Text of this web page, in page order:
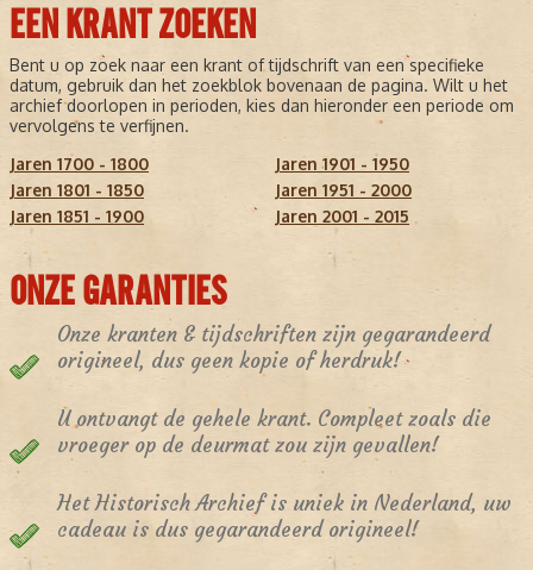
EEN KRANT ZOEKEN
Bent u op zoek naar een krant of tijdschrift van een specifieke
datum, gebruik dan het zoekblok bovenaan de pagina. Wilt u het
archief doorlopen in perioden, kies dan hieronder een periode om
vervolgens te verfijnen.
Jaren 1700 - 1800
Jaren 1801 - 1850
Jaren 1851 - 1900
Jaren 1901 - 1950
Jaren 1951 - 2000
Jaren 2001 - 2015
ONZE GARANTIES
Onze kranten & tijdschriften zijn gegarandeerd
origineel, dus geen kopie of herdruk!
U ontvangt de gehele krant. Compleet zoals die
vroeger op de deurmat zou zijn gevallen!
Het Historisch Archief is uniek in Nederland, uw
cadeau is dus gegarandeerd origineel!